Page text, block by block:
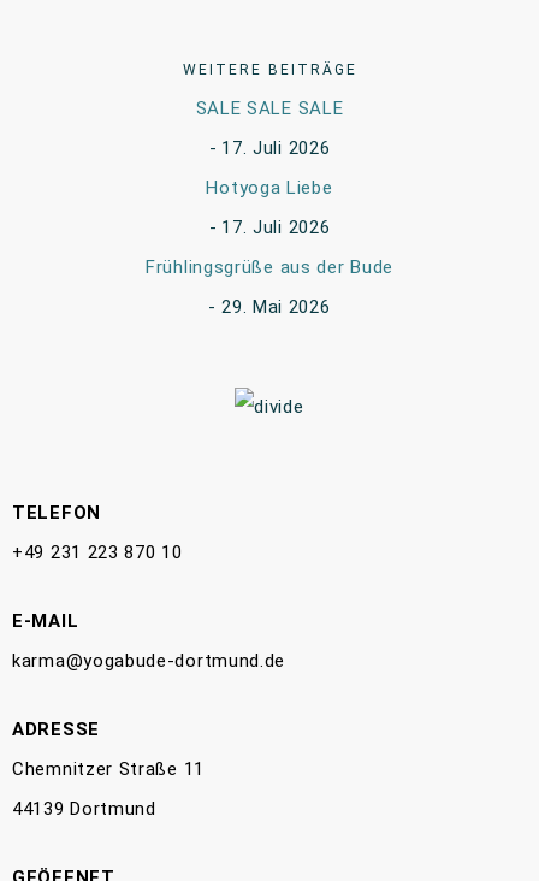
WEITERE BEITRÄGE
SALE SALE SALE
17. Juli 2026
Hotyoga Liebe
17. Juli 2026
Frühlingsgrüße aus der Bude
29. Mai 2026
TELEFON
+49 231 223 870 10
E-MAIL
karma@yogabude-dortmund.de
ADRESSE
Chemnitzer Straße 11
44139 Dortmund